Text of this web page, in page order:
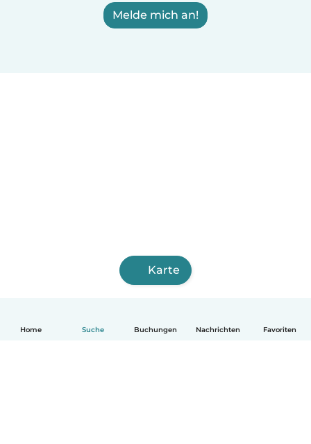
Home Suche Buchungen Nachrichten Favoriten
Melde mich an!
Karte